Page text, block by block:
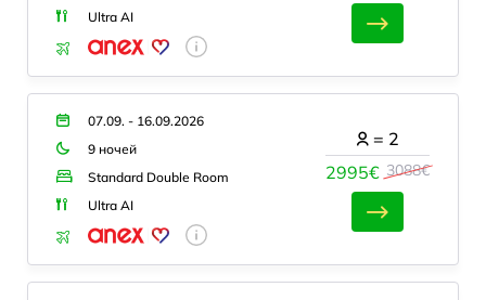
Ultra AI
07.09. - 16.09.2026
9 ночей
Standard Double Room
Ultra AI
2995€ 3088€
= 2